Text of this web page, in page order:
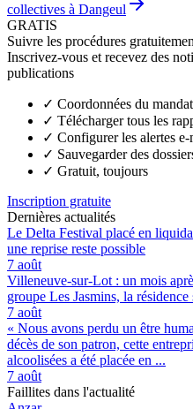
collectives à Dangeul
GRATIS
Suivre les procédures
Inscrivez-vous et recevez des
publications
✓ Coordonnées du
✓ Télécharger tous les
✓ Configurer les alertes e-
✓ Sauvegarder des
✓ Gratuit, toujours
Inscription gratuite
Dernières actualités
Le Delta Festival placé en
une reprise reste possible
7 août
Villeneuve-sur-Lot : un mois
groupe Les Jasmins, la
7 août
« Nous avons perdu un être
décès de son patron, cette
alcoolisées a été placée en ...
7 août
Faillites dans l'actualité